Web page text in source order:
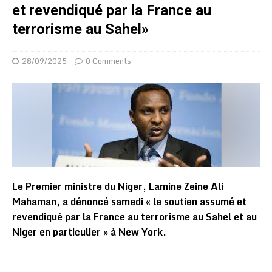
et revendiqué par la France au
terrorisme au Sahel»
28/09/2025 0 Comments
Le Premier ministre du Niger, Lamine Zeine Ali
Mahaman, a dénoncé samedi « le soutien assumé et
revendiqué par la France au terrorisme au Sahel et au
Niger en particulier » à New York.